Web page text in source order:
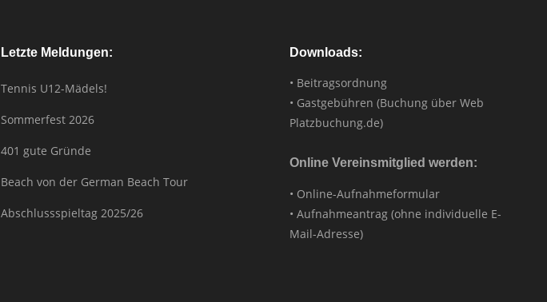
Letzte Meldungen:
Tennis U12-Mädels!
Sommerfest 2026
401 gute Gründe
Beach von der German Beach Tour
Abschlussspieltag 2025/26
Downloads:
• Beitragsordnung
• Gastgebühren (Buchung über Web
Platzbuchung.de)
Online Vereinsmitglied werden:
• Online-Aufnahmeformular
• Aufnahmeantrag (ohne individuelle E-
Mail-Adresse)